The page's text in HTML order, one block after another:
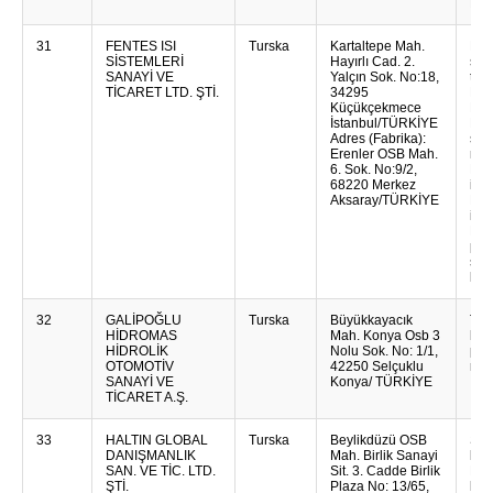
31
FENTES ISI
SİSTEMLERİ
SANAYİ VE
TİCARET LTD. ŞTİ.
Turska
Kartaltepe Mah.
Hayırlı Cad. 2.
Yalçın Sok. No:18,
34295
Küçükçekmece
İstanbul/TÜRKİYE
Adres (Fabrika):
Erenler OSB Mah.
6. Sok. No:9/2,
68220 Merkez
Aksaray/TÜRKİYE
32
GALİPOĞLU
HİDROMAS
HİDROLİK
OTOMOTİV
SANAYİ VE
TİCARET A.Ş.
Turska
Büyükkayacık
Mah. Konya Osb 3
Nolu Sok. No: 1/1,
42250 Selçuklu
Konya/ TÜRKİYE
33
HALTIN GLOBAL
DANIŞMANLIK
SAN. VE TİC. LTD.
ŞTİ.
Turska
Beylikdüzü OSB
Mah. Birlik Sanayi
Sit. 3. Cadde Birlik
Plaza No: 13/65,